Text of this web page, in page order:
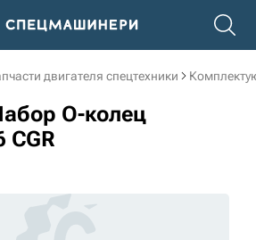
двигателя спецтехники
О-колец
CGR